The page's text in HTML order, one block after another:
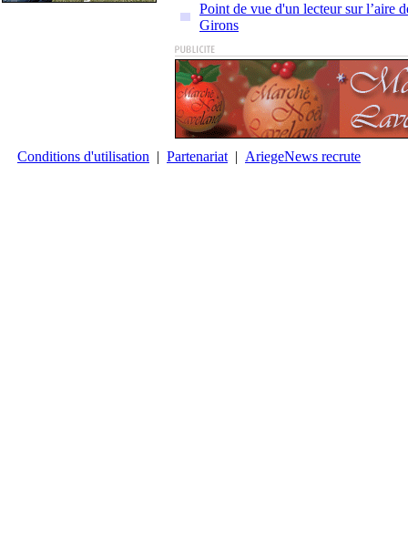
Point de vue d'un lecteur sur l’aire
Girons
Conditions d'utilisation | Partenariat | AriegeNews recrute